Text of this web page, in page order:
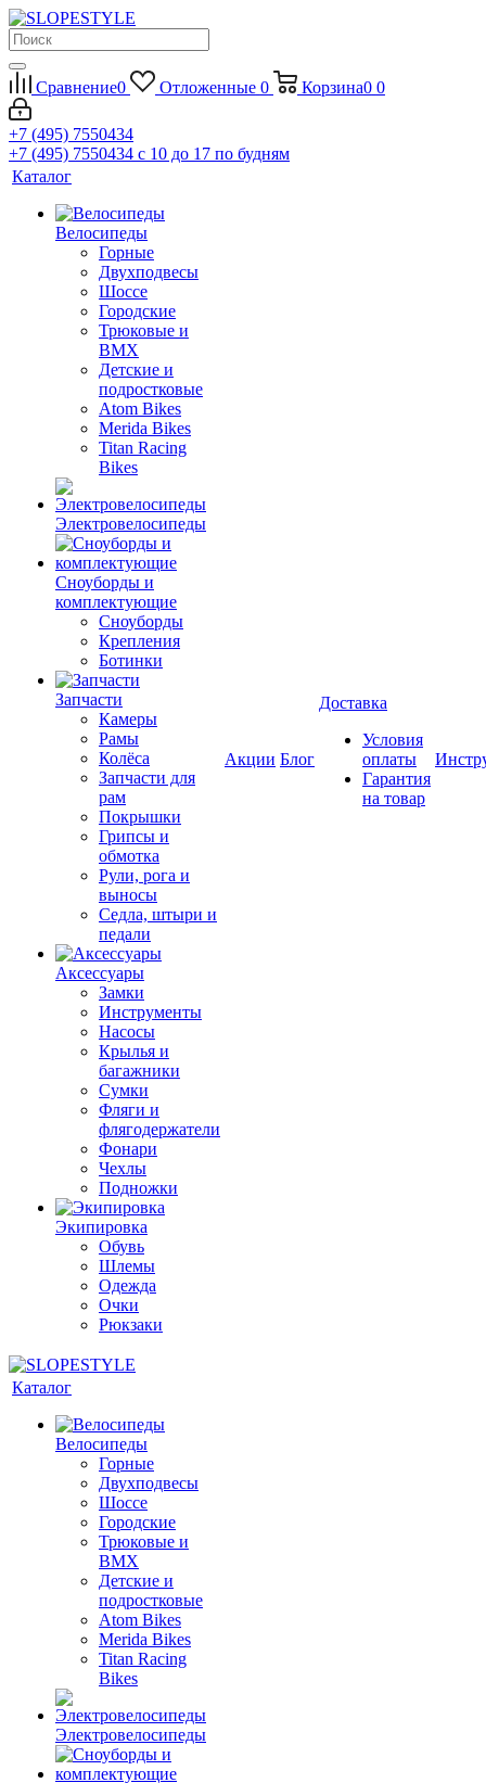
Сравнение0 Отложенные 0 Корзина0 0
+7 (495) 7550434
+7 (495) 7550434 с 10 до 17 по будням
Каталог
Велосипеды
Горные
Двухподвесы
Шоссе
Городские
Трюковые и
BMX
Детские и
подростковые
Atom Bikes
Merida Bikes
Titan Racing
Bikes
Электровелосипеды
Cноуборды и
комплектующие
Сноуборды
Крепления
Ботинки
Запчасти
Камеры
Рамы
Колёса
Запчасти для
рам
Покрышки
Грипсы и
обмотка
Рули, рога и
выносы
Седла, штыри и
педали
Аксессуары
Замки
Инструменты
Насосы
Крылья и
багажники
Сумки
Фляги и
флягодержатели
Фонари
Чехлы
Подножки
Экипировка
Обувь
Шлемы
Одежда
Очки
Рюкзаки
Акции Блог
Доставка
Условия
оплаты
Гарантия
на товар
Каталог
Велосипеды
Горные
Двухподвесы
Шоссе
Городские
Трюковые и
BMX
Детские и
подростковые
Atom Bikes
Merida Bikes
Titan Racing
Bikes
Электровелосипеды